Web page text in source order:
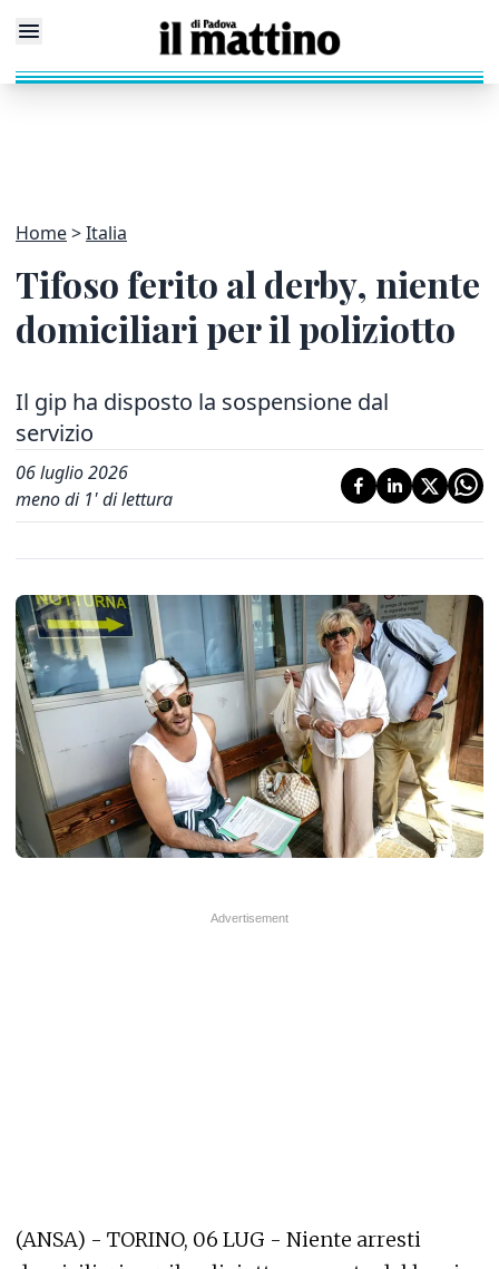
Home Italia
Tifoso ferito al derby, niente
domiciliari per il poliziotto
Il gip ha disposto la sospensione dal
servizio
06 luglio 2026
meno di 1' di lettura
(ANSA) - TORINO, 06 LUG - Niente arresti